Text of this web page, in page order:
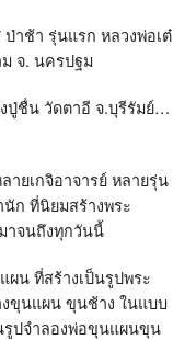
าช้า รุ่นแรก หลวงพ่อเต๋
จ. นครปฐม
ปู่ชื่น วัดตาอี จ.บุรีรัมย์…
ายเกจิอาจารย์ หลายรุ่น
ก ที่นิยมสร้างพระ
าจนถึงทุกวันนี้
น ที่สร้างเป็นรูปพระ
งขุนแผน ขุนช้าง ในแบบ
รูปจำลองพ่อขุนแผนขุน